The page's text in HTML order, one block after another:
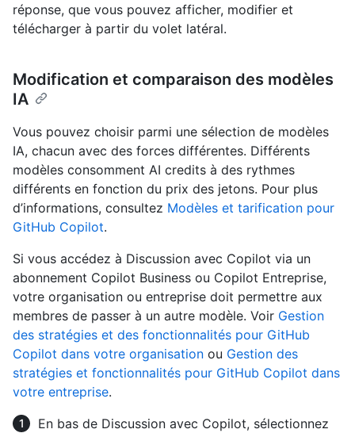
réponse, que vous pouvez afficher, modifier et
télécharger à partir du volet latéral.
Modification et comparaison des modèles
IA
Vous pouvez choisir parmi une sélection de modèles
IA, chacun avec des forces différentes. Différents
modèles consomment AI credits à des rythmes
différents en fonction du prix des jetons. Pour plus
d’informations, consultez Modèles et tarification pour
GitHub Copilot.
Si vous accédez à Discussion avec Copilot via un
abonnement Copilot Business ou Copilot Entreprise,
votre organisation ou entreprise doit permettre aux
membres de passer à un autre modèle. Voir Gestion
des stratégies et des fonctionnalités pour GitHub
Copilot dans votre organisation ou Gestion des
stratégies et fonctionnalités pour GitHub Copilot dans
votre entreprise.
En bas de Discussion avec Copilot, sélectionnez